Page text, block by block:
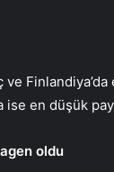
ise en düşük
oldu